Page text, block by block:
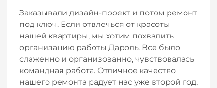
Заказывали дизайн-проект и потом ремонт
под ключ. Если отвлечься от красоты
нашей квартиры, мы хотим похвалить
организацию работы Дароль. Всё было
слаженно и организованно, чувствовалась
командная работа. Отличное качество
нашего ремонта радует нас уже второй год,